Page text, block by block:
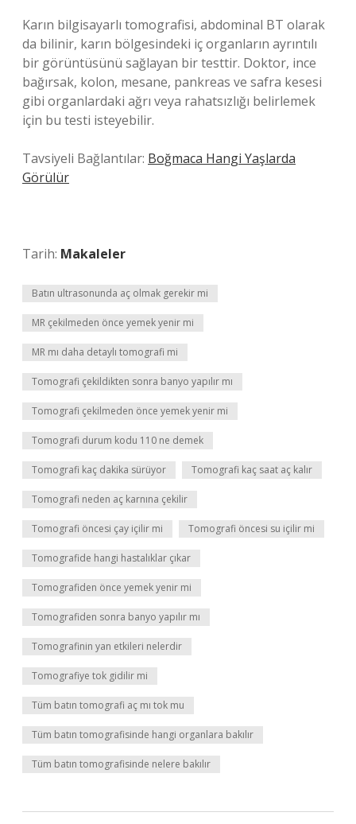
Karın bilgisayarlı tomografisi, abdominal BT olarak
da bilinir, karın bölgesindeki iç organların ayrıntılı
bir görüntüsünü sağlayan bir testtir. Doktor, ince
bağırsak, kolon, mesane, pankreas ve safra kesesi
gibi organlardaki ağrı veya rahatsızlığı belirlemek
için bu testi isteyebilir.
Tavsiyeli Bağlantılar: Boğmaca Hangi Yaşlarda
Görülür
Tarih: Makaleler
Batın ultrasonunda aç olmak gerekir mi
MR çekilmeden önce yemek yenir mi
MR mı daha detaylı tomografi mi
Tomografi çekildikten sonra banyo yapılır mı
Tomografi çekilmeden önce yemek yenir mi
Tomografi durum kodu 110 ne demek
Tomografi kaç dakika sürüyor Tomografi kaç saat aç kalır
Tomografi neden aç karnına çekilir
Tomografi öncesi çay içilir mi Tomografi öncesi su içilir mi
Tomografide hangi hastalıklar çıkar
Tomografiden önce yemek yenir mi
Tomografiden sonra banyo yapılır mı
Tomografinin yan etkileri nelerdir
Tomografiye tok gidilir mi
Tüm batın tomografi aç mı tok mu
Tüm batın tomografisinde hangi organlara bakılır
Tüm batın tomografisinde nelere bakılır